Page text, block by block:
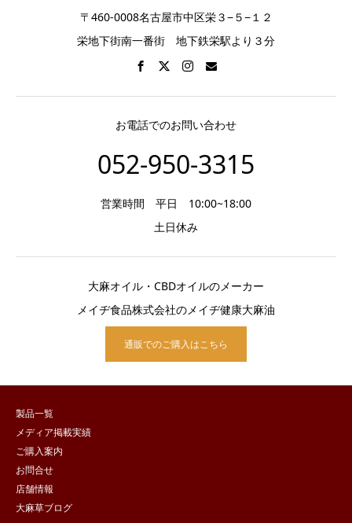
〒460-0008名古屋市中区栄３−５−１２
栄地下街南一番街 地下鉄栄駅より３分
お電話でのお問い合わせ
052-950-3315
営業時間 平日 10:00~18:00
土日休み
大麻オイル・CBDオイルのメーカー
メイヂ食品株式会社のメイヂ健康大麻油
通販でのご購入はこちら
製品一覧
メディア掲載実績
ご購入案内
お問合せ
店舗情報
大麻草ブログ